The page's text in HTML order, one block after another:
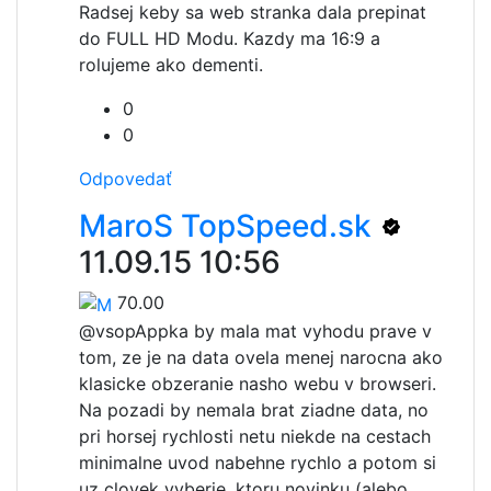
Radsej keby sa web stranka dala prepinat
do FULL HD Modu. Kazdy ma 16:9 a
rolujeme ako dementi.
0
0
Odpovedať
MaroS TopSpeed.sk
11.09.15 10:56
70.00
@vsopAppka by mala mat vyhodu prave v
tom, ze je na data ovela menej narocna ako
klasicke obzeranie nasho webu v browseri.
Na pozadi by nemala brat ziadne data, no
pri horsej rychlosti netu niekde na cestach
minimalne uvod nabehne rychlo a potom si